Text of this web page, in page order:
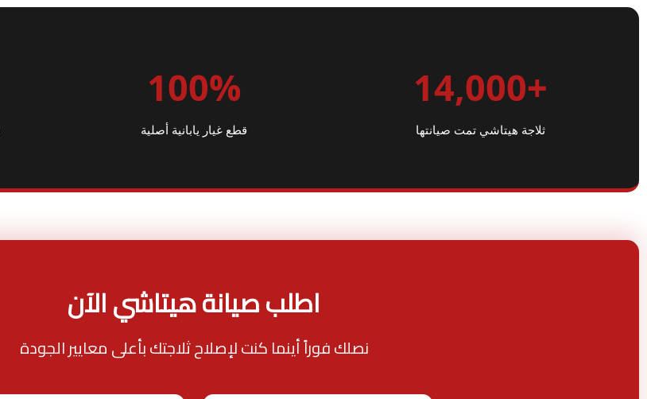
+14,000
ثلاجة هيتاشي تمت صيانتها
100%
قطع غيار يابانية أصلية
اطلب صيانة هيتاشي الآن
نصلك فوراً أينما كنت لإصلاح ثلاجتك بأعلى معايير الجودة